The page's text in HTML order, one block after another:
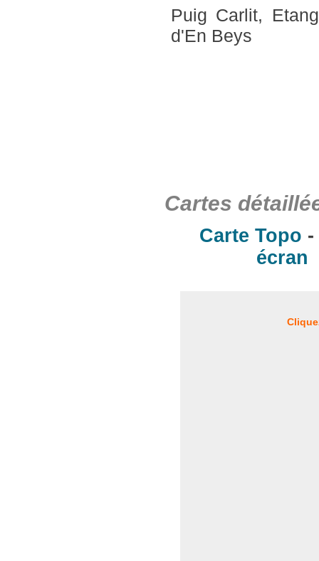
Puig Carlit,
d'En Beys
Cartes
Carte Topo -
écran